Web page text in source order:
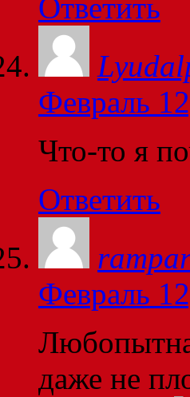
Ответить
Февраль
Что-то я
Ответить
Февраль
даже не